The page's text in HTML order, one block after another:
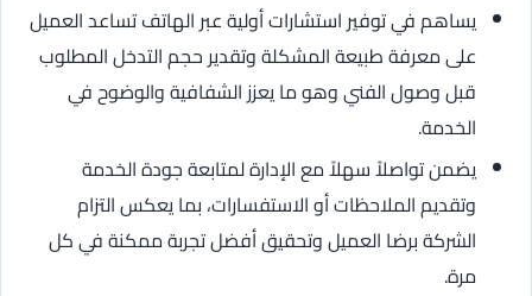
يساهم في توفير استشارات أولية عبر الهاتف تساعد العميل
على معرفة طبيعة المشكلة وتقدير حجم التدخل المطلوب
قبل وصول الفني وهو ما يعزز الشفافية والوضوح في
الخدمة.
يضمن تواصلاً سهلاً مع الإدارة لمتابعة جودة الخدمة
وتقديم الملاحظات أو الاستفسارات، بما يعكس التزام
الشركة برضا العميل وتحقيق أفضل تجربة ممكنة في كل
مرة.